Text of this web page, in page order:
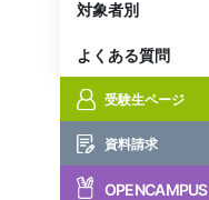
対象者別
よくある質問
受験生ページ
資料請求
OPENCAMPUS